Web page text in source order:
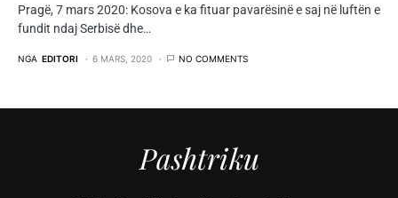
Pragë, 7 mars 2020: Kosova e ka fituar pavarësinë e saj në luftën e
fundit ndaj Serbisë dhe…
NGA EDITORI 6 MARS, 2020 NO COMMENTS
Pashtriku